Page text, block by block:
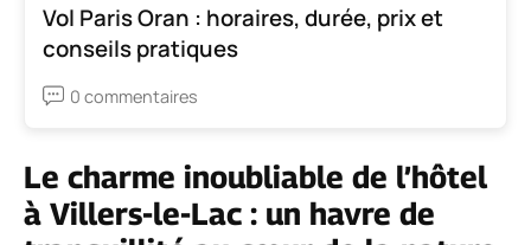
Vol Paris Oran : horaires, durée, prix et
conseils pratiques
0 commentaires
Le charme inoubliable de l’hôtel
à Villers-le-Lac : un havre de